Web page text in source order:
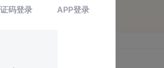
付费资源9折优惠